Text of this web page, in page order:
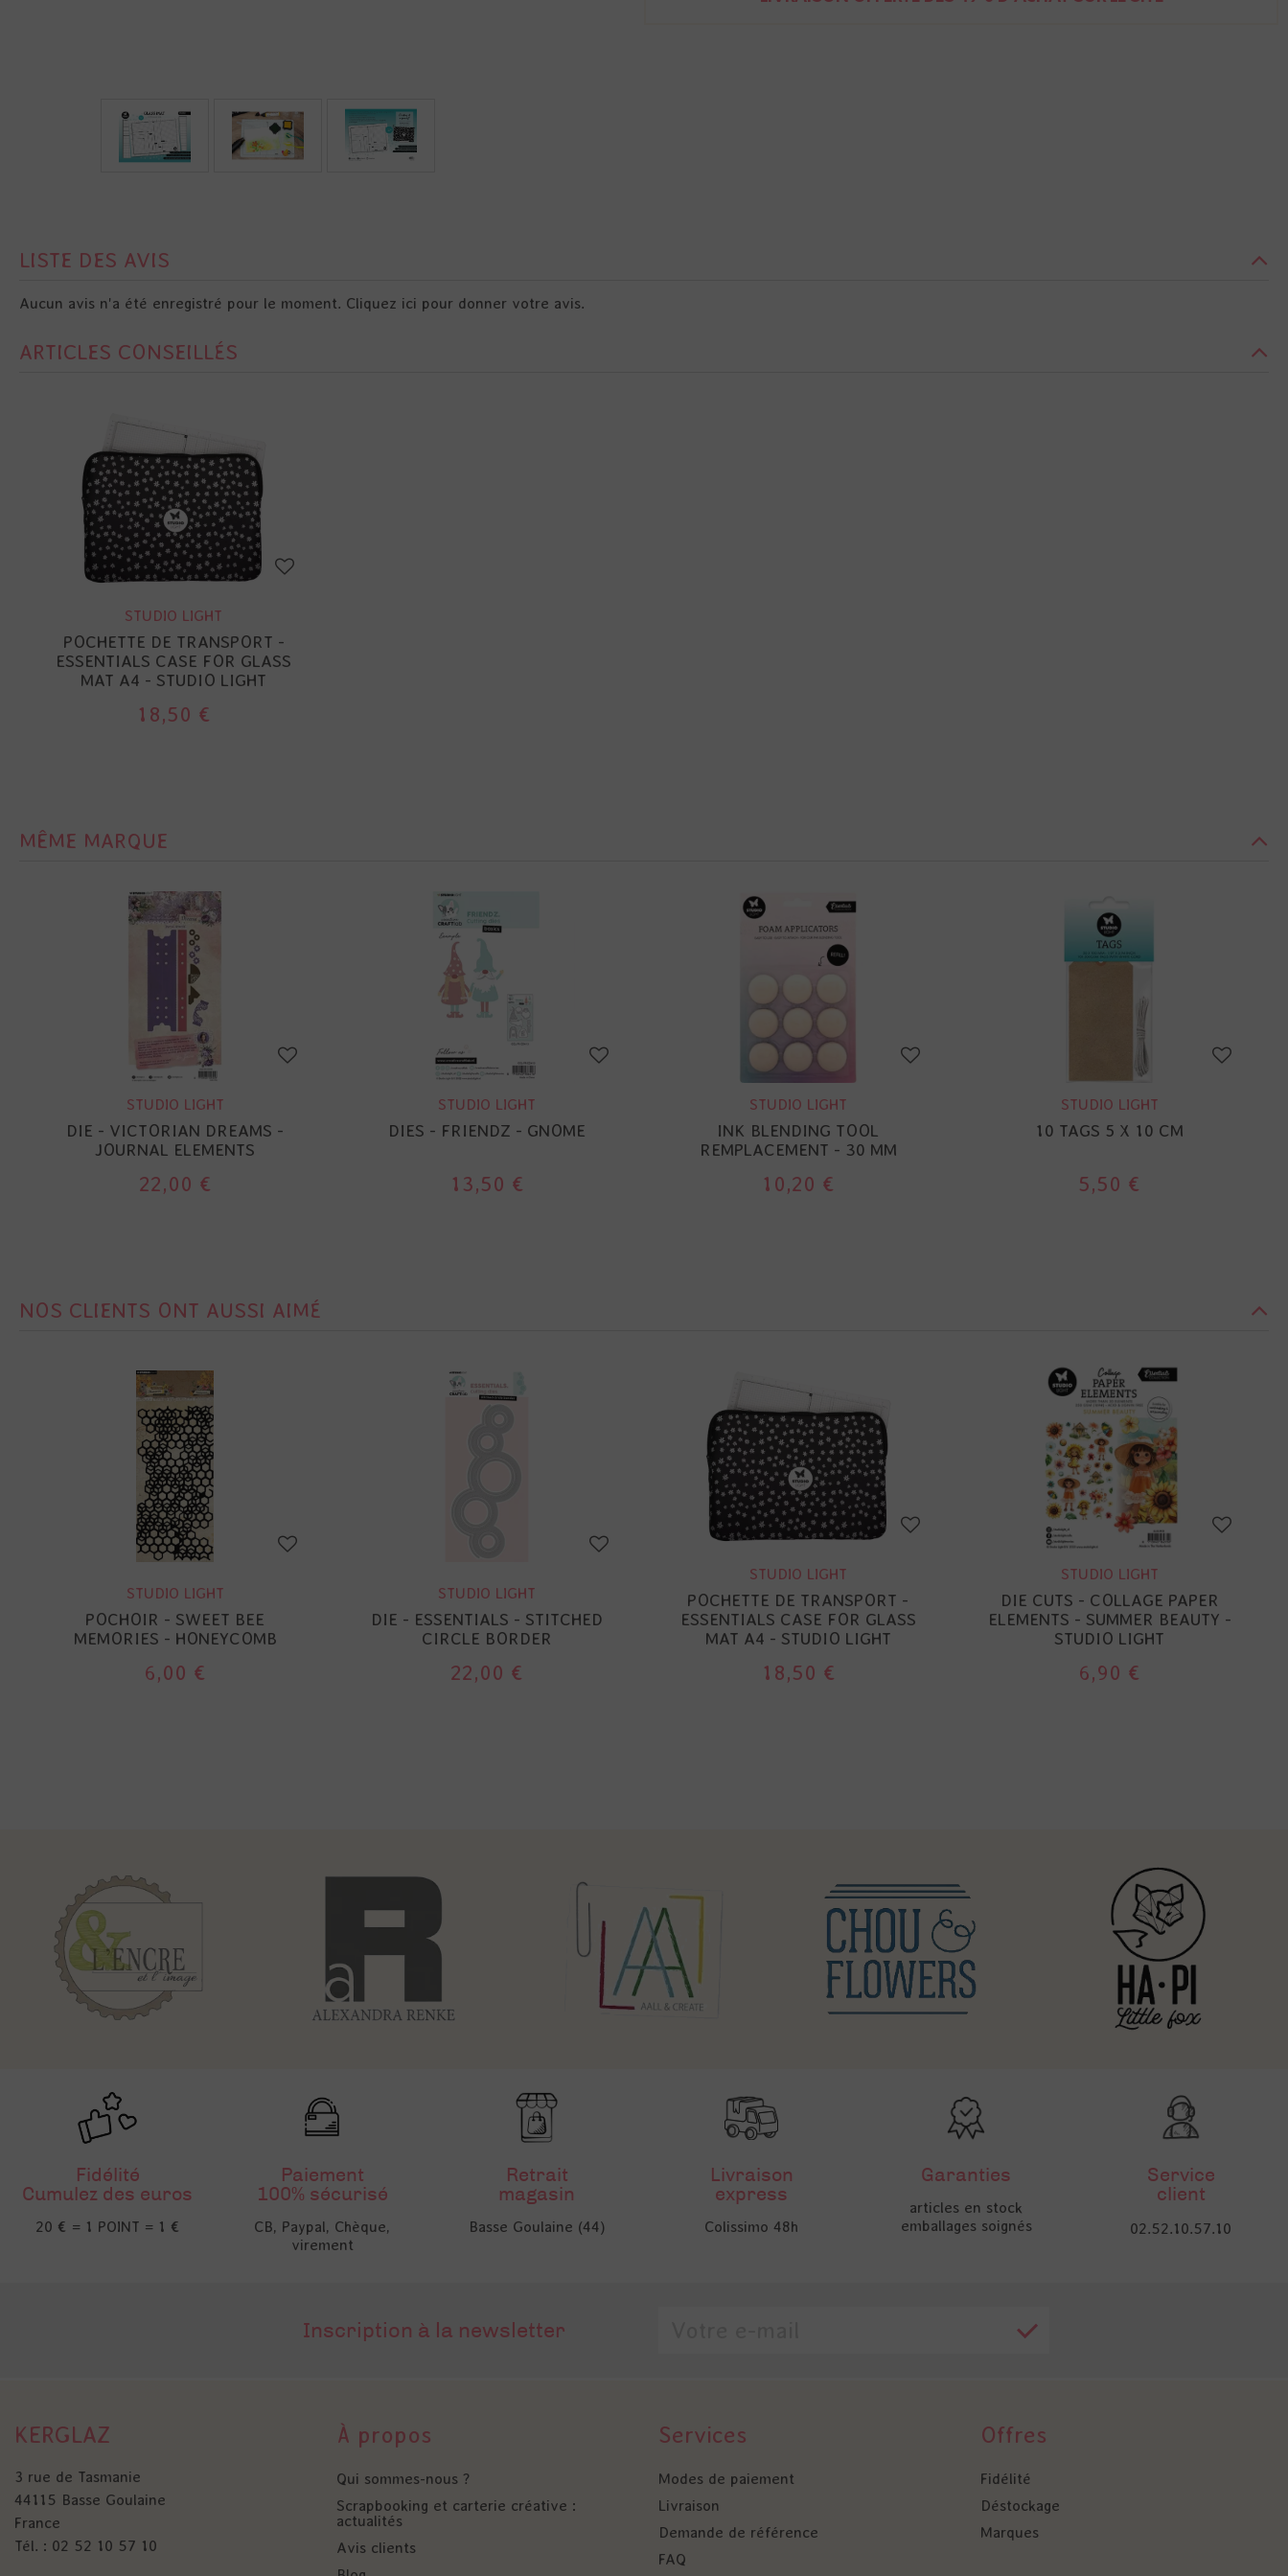
LISTE DES AVIS
Aucun avis n'a été enregistré pour le moment. Cliquez ici pour donner votre avis.
ARTICLES CONSEILLÉS
STUDIO LIGHT
POCHETTE DE TRANSPORT -
ESSENTIALS CASE FOR GLASS
MAT A4 - STUDIO LIGHT
18,50 €
MÊME MARQUE
STUDIO LIGHT
DIE - VICTORIAN DREAMS -
JOURNAL ELEMENTS
22,00 €
STUDIO LIGHT
DIES - FRIENDZ - GNOME
13,50 €
STUDIO LIGHT
INK BLENDING TOOL
REMPLACEMENT - 30 MM
10,20 €
STUDIO LIGHT
10 TAGS 5 X 10 CM
5,50 €
NOS CLIENTS ONT AUSSI AIMÉ
STUDIO LIGHT
POCHOIR - SWEET BEE
MEMORIES - HONEYCOMB
6,00 €
STUDIO LIGHT
DIE - ESSENTIALS - STITCHED
CIRCLE BORDER
22,00 €
STUDIO LIGHT
POCHETTE DE TRANSPORT -
ESSENTIALS CASE FOR GLASS
MAT A4 - STUDIO LIGHT
18,50 €
STUDIO LIGHT
DIE CUTS - COLLAGE PAPER
ELEMENTS - SUMMER BEAUTY -
STUDIO LIGHT
6,90 €
Fidélité
Cumulez des euros
20 € = 1 POINT = 1 €
Paiement
100% sécurisé
CB, Paypal, Chèque,
virement
Retrait
magasin
Basse Goulaine (44)
Livraison
express
Colissimo 48h
Garanties
articles en stock
emballages soignés
Service
client
02.52.10.57.10
Inscription à la newsletter
KERGLAZ
3 rue de Tasmanie
44115 Basse Goulaine
France
Tél. : 02 52 10 57 10
À propos
Qui sommes-nous ?
Scrapbooking et carterie créative :
actualités
Avis clients
Services
Modes de paiement
Livraison
Demande de référence
FAQ
Offres
Fidélité
Déstockage
Marques